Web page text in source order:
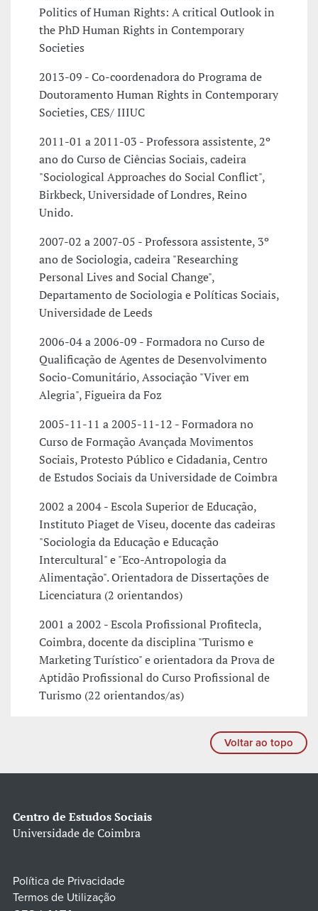
Politics of Human Rights: A critical Outlook in
the PhD Human Rights in Contemporary
Societies
2013-09 - Co-coordenadora do Programa de
Doutoramento Human Rights in Contemporary
Societies, CES/ IIIUC
2011-01 a 2011-03 - Professora assistente, 2º
ano do Curso de Ciências Sociais, cadeira
"Sociological Approaches do Social Conflict",
Birkbeck, Universidade of Londres, Reino
Unido.
2007-02 a 2007-05 - Professora assistente, 3º
ano de Sociologia, cadeira "Researching
Personal Lives and Social Change",
Departamento de Sociologia e Políticas Sociais,
Universidade de Leeds
2006-04 a 2006-09 - Formadora no Curso de
Qualificação de Agentes de Desenvolvimento
Socio-Comunitário, Associação "Viver em
Alegria", Figueira da Foz
2005-11-11 a 2005-11-12 - Formadora no
Curso de Formação Avançada Movimentos
Sociais, Protesto Público e Cidadania, Centro
de Estudos Sociais da Universidade de Coimbra
2002 a 2004 - Escola Superior de Educação,
Instituto Piaget de Viseu, docente das cadeiras
"Sociologia da Educação e Educação
Intercultural" e "Eco-Antropologia da
Alimentação". Orientadora de Dissertações de
Licenciatura (2 orientandos)
2001 a 2002 - Escola Profissional Profitecla,
Coimbra, docente da disciplina "Turismo e
Marketing Turístico" e orientadora da Prova de
Aptidão Profissional do Curso Profissional de
Turismo (22 orientandos/as)
Voltar ao topo
Centro de Estudos Sociais
Universidade de Coimbra
Política de Privacidade
Termos de Utilização